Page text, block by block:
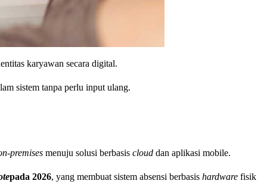
karyawan secara digital.
sistem tanpa perlu input ulang.
premises menuju solusi berbasis cloud dan aplikasi mobile.
pada 2026, yang membuat sistem absensi berbasis hardware fisik